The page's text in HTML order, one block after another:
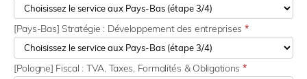
[Pays-Bas] Stratégie : Développement des entreprises *
[Pologne] Fiscal : TVA, Taxes, Formalités & Obligations *